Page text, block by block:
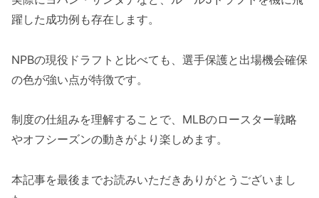
躍した成功例も存在します。
NPBの現役ドラフトと比べても、選手保護と出場機会確保
の色が強い点が特徴です。
制度の仕組みを理解することで、MLBのロースター戦略
やオフシーズンの動きがより楽しめます。
本記事を最後までお読みいただきありがとうございまし